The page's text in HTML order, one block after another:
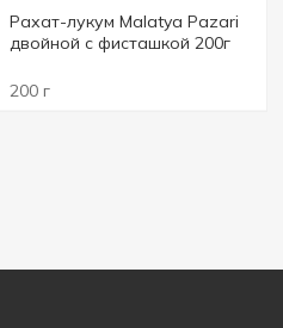
Рахат-лукум Malatya Pazari
двойной с фисташкой 200г
200 г